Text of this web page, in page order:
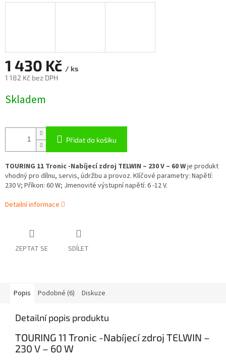
1 430 Kč / ks
1 182 Kč bez DPH
cena:
Skladem
Přidat do košíku
TOURING 11 Tronic -Nabíjecí zdroj TELWIN – 230 V – 60 Wje produkt
vhodný pro dílnu, servis, údržbu a provoz. Klíčové parametry: Napětí:
230 V; Příkon: 60 W; Jmenovité výstupní napětí: 6 -12 V.
Detailní informace
ZEPTAT SE SDÍLET
Popis Podobné (6) Diskuze
Detailní popis produktu
TOURING 11 Tronic -Nabíjecí zdroj TELWIN –
230 V – 60 W